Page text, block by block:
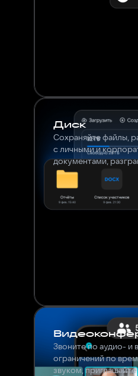
Диск
Сохраняйте файлы,
с личными и
документами,
Звоните по аудио- и
ограничений по
звуком,